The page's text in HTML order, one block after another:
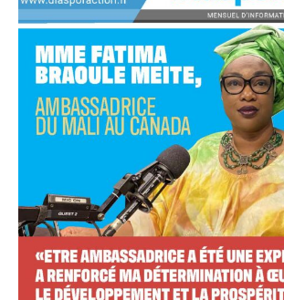
$22 / anplaceholder text
Tous les articles
Annonces
ANNUEL MENSUEL
CHOISIR LE FORFAIT